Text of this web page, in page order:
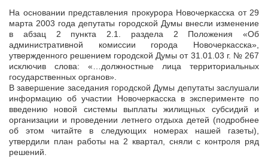
На основании представления прокурора Новочеркасска от 29
марта 2003 года депутаты городской Думы внесли изменение
в абзац 2 пункта 2.1. раздела 2 Положения «Об
административной комиссии города Новочеркасска»,
утвержденного решением городской Думы от 31.01.03 г. № 267
исключив слова: «…должностные лица территориальных
государственных органов».
В завершение заседания городской Думы депутаты заслушали
информацию об участии Новочеркасска в эксперименте по
введению новой системы выплаты жилищных субсидий и
организации и проведении летнего отдыха детей (подробнее
об этом читайте в следующих номерах нашей газеты),
утвердили план работы на 2 квартал, сняли с контроля ряд
решений.